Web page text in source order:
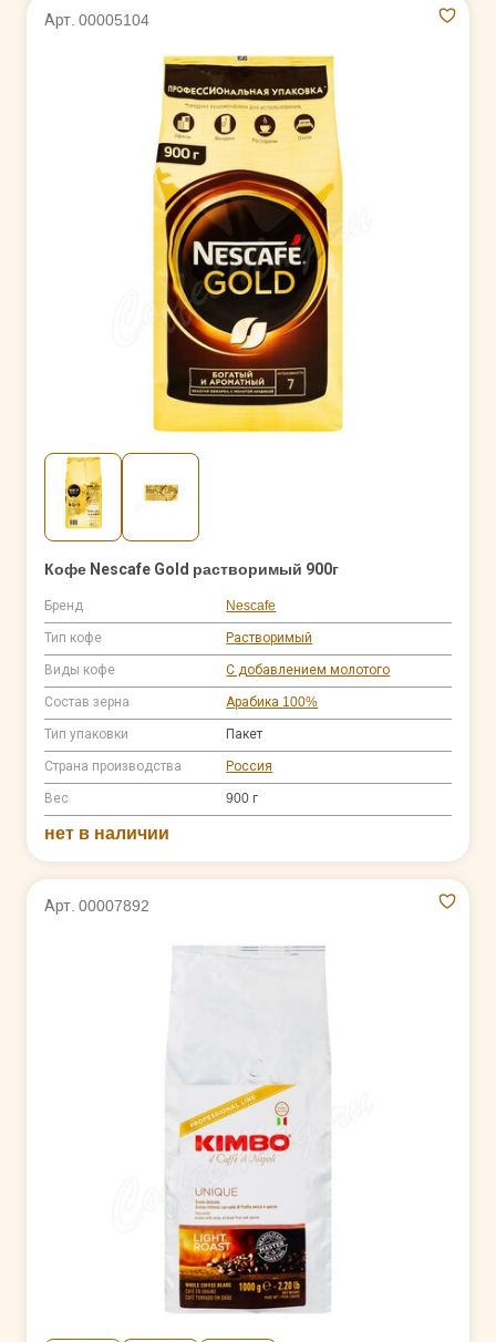
Арт. 00005104
Кофе Nescafe Gold растворимый 900г
Бренд Nescafe
Тип кофе Растворимый
Виды кофе С добавлением молотого
Состав зерна Арабика 100%
Тип упаковки Пакет
Страна производства Россия
Вес 900 г
нет в наличии
Арт. 00007892